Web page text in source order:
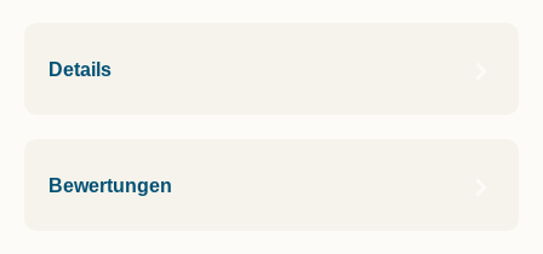
Details
Bewertungen